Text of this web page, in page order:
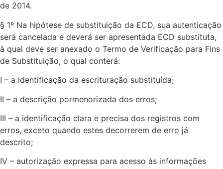
de 2014.
§ 1º Na hipótese de substituição da ECD, sua autenticação
será cancelada e deverá ser apresentada ECD substituta,
à qual deve ser anexado o Termo de Verificação para Fins
de Substituição, o qual conterá:
I – a identificação da escrituração substituída;
II – a descrição pormenorizada dos erros;
III – a identificação clara e precisa dos registros com
erros, exceto quando estes decorrerem de erro já
descrito;
IV – autorização expressa para acesso às informações